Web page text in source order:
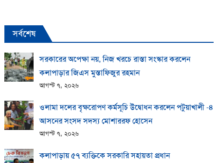
সর্বশেষ
সরকারের অপেক্ষা নয়, নিজ খরচে রাস্তা সংস্কার করলেন
কলাপাড়ার জিএস মুস্তাফিজুর রহমান
আগস্ট ৭, ২০২৬
ওলামা দলের বৃক্ষরোপণ কর্মসূচি উদ্বোধন করলেন পটুয়াখালী -৪
আসনের সংসদ সদস্য মোশাররফ হোসেন
আগস্ট ৭, ২০২৬
কলাপাড়ায় ​৫৭ ব্যক্তিকে সরকারি সহায়তা প্রধান